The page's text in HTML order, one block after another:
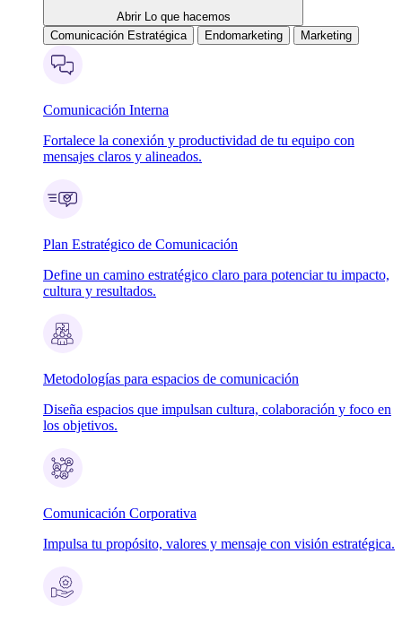
Abrir Lo que hacemos
Comunicación Estratégica
Endomarketing Marketing
Comunicación Interna
Fortalece la conexión y productividad de tu equipo con
mensajes claros y alineados.
Plan Estratégico de Comunicación
Define un camino estratégico claro para potenciar tu impacto,
cultura y resultados.
Metodologías para espacios de comunicación
Diseña espacios que impulsan cultura, colaboración y foco en
los objetivos.
Comunicación Corporativa
Impulsa tu propósito, valores y mensaje con visión estratégica.